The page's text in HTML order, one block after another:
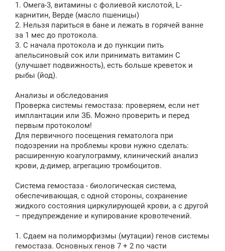
1. Омега-3, витамины с фолиевой кислотой, L-
карнитин, Верде (масло пшеницы)
2. Нельзя париться в бане и лежать в горячей ванне
за 1 мес до протокола.
3. С начала протокола и до пункции пить
апельсиновый сок или принимать витамин С
(улучшает подвижность), есть больше креветок и
рыбы (йод).
Анализы и обследования
Проверка системы гемостаза: проверяем, если нет
имплантации или ЗБ. Можно проверить и перед
первым протоколом!
Для первичного посещения гематолога при
подозрении на проблемы крови нужно сделать:
расширенную коагулограмму, клинический анализ
крови, д-димер, агрегацию тромбоцитов.
Система гемостаза - биологическая система,
обеспечивающая, с одной стороны, сохранение
жидкого состояния циркулирующей крови, а с другой
– предупреждение и купирование кровотечений.
1. Сдаем на полиморфизмы (мутации) генов системы
гемостаза. Основных генов 7 + 2 по части